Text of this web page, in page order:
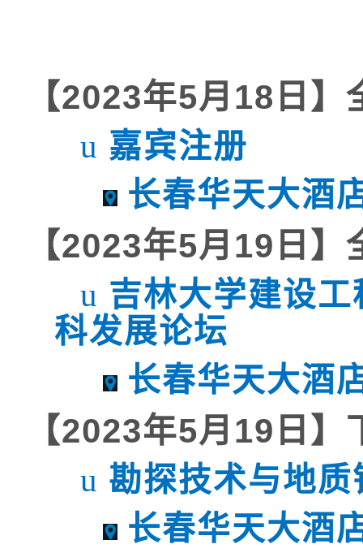
【2023年5月 18 日】
u 嘉宾注册
长春华天大酒
【2023年5月 19 日】
u 吉林大学建设
科发展论坛
长春华天大酒
【2023年5月 19 日】
u 勘探技术与地质
长春华天大酒